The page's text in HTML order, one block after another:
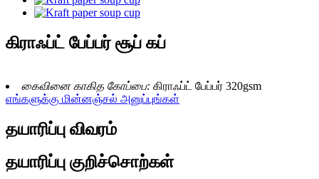
கிராஃப்ட் பேப்பர் சூப் கப்
கைவினை காகித கோப்பை: கிராஃப்ட் பேப்பர் 320gsm
எங்களுக்கு மின்னஞ்சல் அனுப்புங்கள்
தயாரிப்பு விவரம்
தயாரிப்பு குறிச்சொற்கள்